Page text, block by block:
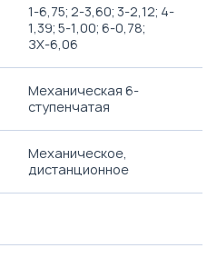
1-6,75; 2-3,60; 3-2,12; 4-
1,39; 5-1,00; 6-0,78;
ЗХ-6,06
Механическая 6-
ступенчатая
Механическое,
дистанционное